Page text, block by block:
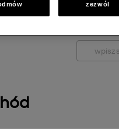
zezwól